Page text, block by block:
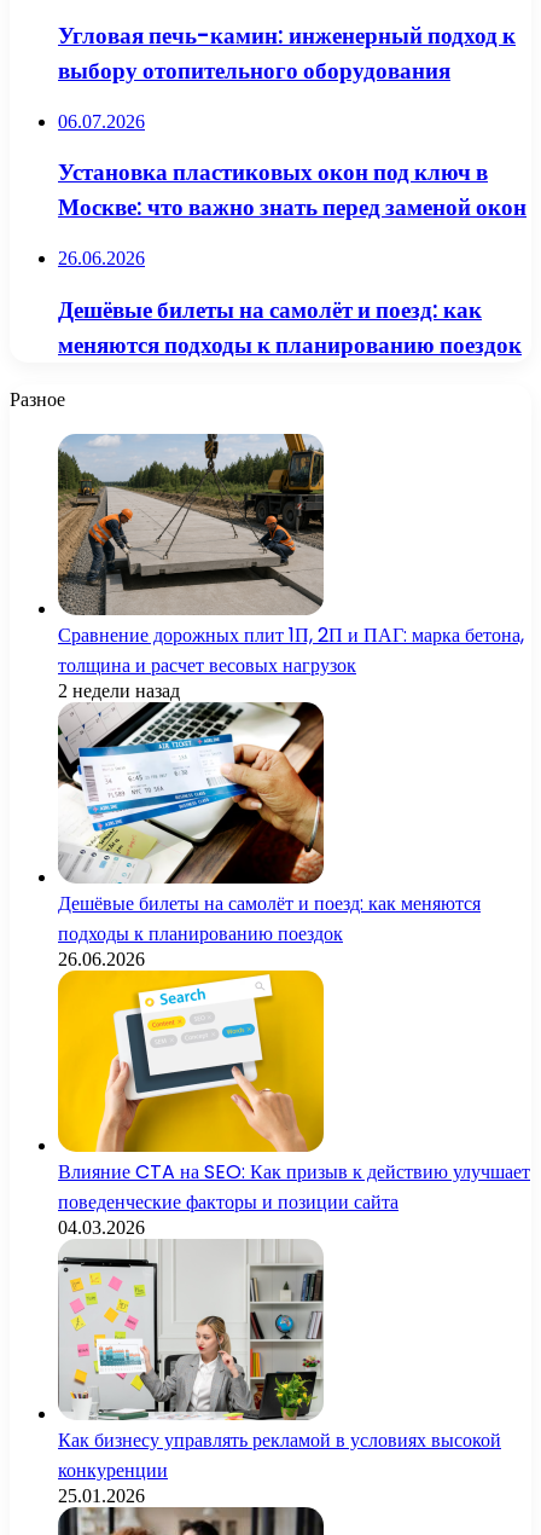
Угловая печь-камин: инженерный подход к
выбору отопительного оборудования
06.07.2026
Установка пластиковых окон под ключ в
Москве: что важно знать перед заменой окон
26.06.2026
Дешёвые билеты на самолёт и поезд: как
меняются подходы к планированию поездок
Разное
Сравнение дорожных плит 1П, 2П и ПАГ: марка бетона,
толщина и расчет весовых нагрузок
2 недели назад
Дешёвые билеты на самолёт и поезд: как меняются
подходы к планированию поездок
26.06.2026
Влияние CTA на SEO: Как призыв к действию улучшает
поведенческие факторы и позиции сайта
04.03.2026
Как бизнесу управлять рекламой в условиях высокой
конкуренции
25.01.2026